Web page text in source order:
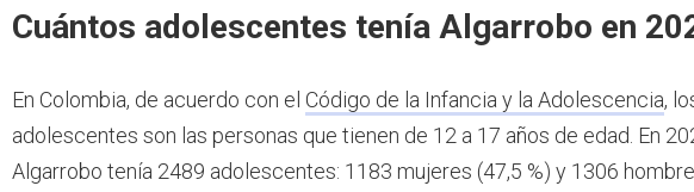
Cuántos adolescentes tenía Algarrobo en
En Colombia, de acuerdo con el Código de la Infancia y la Adolescencia,
adolescentes son las personas que tienen de 12 a 17 años de edad. En
Algarrobo tenía 2489 adolescentes: 1183 mujeres (47,5 %) y 1306